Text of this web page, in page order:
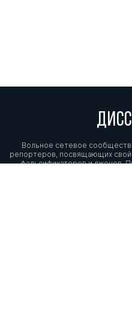
Вольное сетевое
репортеров, посвящающих
фальсификаторов и лжецов.